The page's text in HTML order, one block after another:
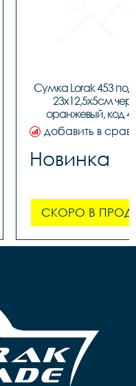
Сумка Lorak 453
23х12,5х5см
оранжевый, код
добавить в
Новинка
СКОРО В